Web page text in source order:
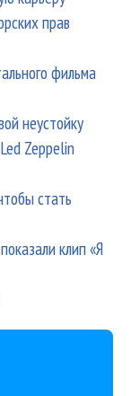
прав
фильма
неустойку
Zeppelin
стать
клип «Я